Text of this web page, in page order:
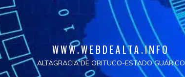
WWW.WEBDEALTA.INFO
ALTAGRACIA DE ORITUCO-ESTADO GUÁRICO